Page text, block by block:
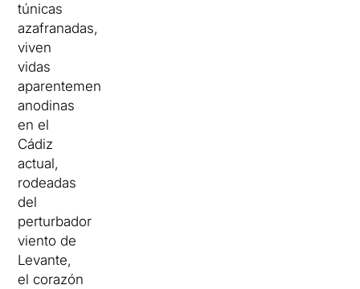
túnicas
azafranadas,
viven
vidas
aparentemente
anodinas
en el
Cádiz
actual,
rodeadas
del
perturbador
viento de
Levante,
el corazón